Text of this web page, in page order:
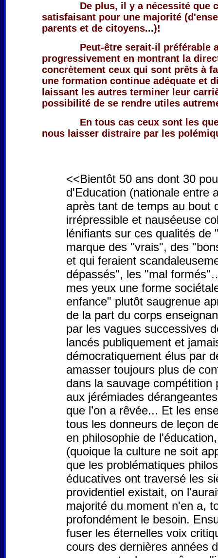
De plus, il y a nécessité que
satisfaisant pour une majorité
parents et de citoyens...)!
Peut-être serait-il préférable
progressivement en montrant la
concrètement ceux qui sont prêts à
une formation continue adéquate et
laissant les autres terminer leur
possibilité de se rendre utiles
En tous cas ceux sont les
nous laisser distraire par les
<<Bientôt 50 ans dont 30
d'Education (nationale entre
après tant de temps au bout
irrépressible et nauséeuse
lénifiants sur ces qualités de
marque des "vrais", des
et qui feraient
dépassés", les "mal
mes yeux une forme
enfance" plutôt saugrenue
de la part du corps
par les vagues successives
lancés publiquement et
démocratiquement élus par
amasser toujours plus de
dans la sauvage
aux jérémiades
que l’on a rêvée... Et les
tous les donneurs de leçon
en philosophie de
(quoique la culture ne soit
que les problématiques
éducatives ont traversé les
providentiel existait, on
majorité du moment n'en a,
profondément le besoin.
fuser les éternelles voix
cours des dernières années